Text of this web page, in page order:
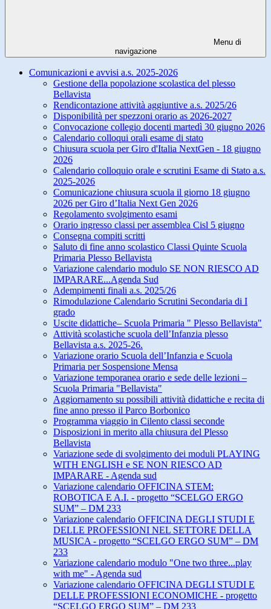
Menu di
navigazione
Comunicazioni e avvisi a.s. 2025-2026
Gestione della popolazione scolastica del plesso
Bellavista
Rendicontazione attività aggiuntive a.s. 2025/26
Disponibilità per spezzoni orario as 2026-2027
Convocazione collegio docenti martedì 30 giugno 2026
Calendario colloqui orali esame di stato
Chiusura scuola per Giro d'Italia NextGen - 18 giugno
2026
Calendario colloquio orale e scrutini Esame di Stato a.s.
2025-2026
Comunicazione chiusura scuola il giorno 18 giugno
2026 per Giro d’Italia Next Gen 2026
Regolamento svolgimento esami
Orario ingresso classi per assemblea Cisl 5 giugno
Consegna compiti scritti
Saluto di fine anno scolastico Classi Quinte Scuola
Primaria Plesso Bellavista
Variazione calendario modulo SE NON RIESCO AD
IMPARARE...Agenda Sud
Adempimenti finali a.s. 2025/26
Rimodulazione Calendario Scrutini Secondaria di I
grado
Uscite didattiche– Scuola Primaria " Plesso Bellavista"
Attività scolastiche scuola dell’Infanzia plesso
Bellavista a.s. 2025-26.
Variazione orario Scuola dell’Infanzia e Scuola
Primaria per Sospensione Mensa
Variazione temporanea orario e sede delle lezioni –
Scuola Primaria "Bellavista"
Aggiornamento su possibili attività didattiche e recita di
fine anno presso il Parco Borbonico
Programma viaggio in Cilento classi seconde
Disposizioni in merito alla chiusura del Plesso
Bellavista
Variazione sede di svolgimento dei moduli PLAYING
WITH ENGLISH e SE NON RIESCO AD
IMPARARE - Agenda sud
Variazione calendario OFFICINA STEM:
ROBOTICA E A.I. - progetto “SCELGO ERGO
SUM” – DM 233
Variazione calendario OFFICINA DEGLI STUDI E
DELLE PROFESSIONI NEL SETTORE DELLA
MUSICA - progetto “SCELGO ERGO SUM” – DM
233
Variazione calendario modulo "One two three...play
with me" - Agenda sud
Variazione calendario OFFICINA DEGLI STUDI E
DELLE PROFESSIONI ECONOMICHE - progetto
“SCELGO ERGO SUM” – DM 233